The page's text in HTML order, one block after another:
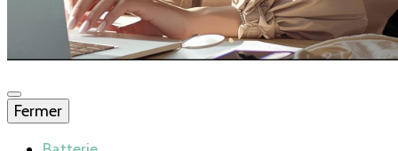
Fermer